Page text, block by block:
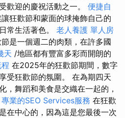
歡迎的慶祝活動之一。 便捷自
狂歡節和蒙面的球掩飾自己的
常生活著色。 老人養護 單人房
是一個週二的肉類，在許多國
天 /地區都有豐富多彩而開朗的
在2025年的狂歡節期間，數字
受狂歡節的氛圍。 在為期四天
，舞蹈和美食是交織在一起的，
專業的SEO Services服務 在狂歡
在中心的，因為這是您最後一次